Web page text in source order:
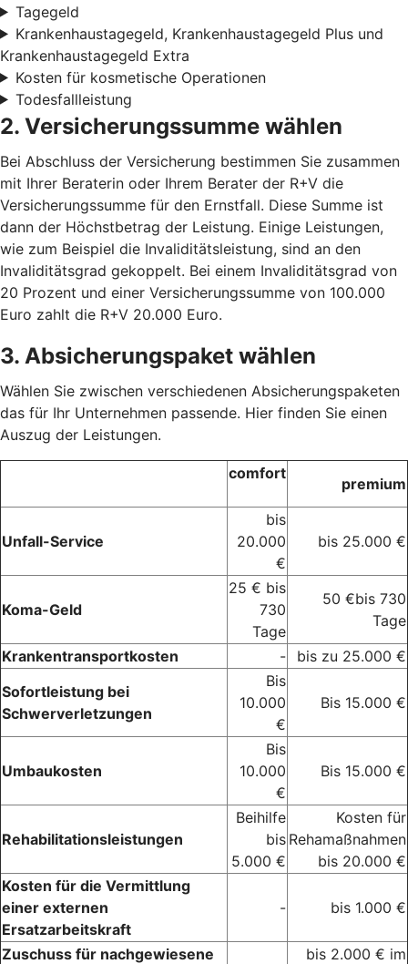
Tagegeld
Krankenhaustagegeld, Krankenhaustagegeld Plus und
Krankenhaustagegeld Extra
Kosten für kosmetische Operationen
Todesfallleistung
2. Versicherungssumme wählen
Bei Abschluss der Versicherung bestimmen Sie zusammen
mit Ihrer Beraterin oder Ihrem Berater der R+V die
Versicherungssumme für den Ernstfall. Diese Summe ist
dann der Höchstbetrag der Leistung. Einige Leistungen,
wie zum Beispiel die Invaliditätsleistung, sind an den
Invaliditätsgrad gekoppelt. Bei einem Invaliditätsgrad von
20 Prozent und einer Versicherungssumme von 100.000
Euro zahlt die R+V 20.000 Euro.
3. Absicherungspaket wählen
Wählen Sie zwischen verschiedenen Absicherungspaketen
das für Ihr Unternehmen passende. Hier finden Sie einen
Auszug der Leistungen.
comfort
premium
Unfall-Service
bis
20.000
€
bis 25.000 €
Koma-Geld
25 € bis
730
Tage
50 €bis 730
Tage
Krankentransportkosten
-
bis zu 25.000 €
Sofortleistung bei
Schwerverletzungen
Bis
10.000
€
Bis 15.000 €
Umbaukosten
Bis
10.000
€
Bis 15.000 €
Rehabilitationsleistungen
Beihilfe
bis
5.000 €
Kosten für
Rehamaßnahmen
bis 20.000 €
Kosten für die Vermittlung
einer externen
Ersatzarbeitskraft
- bis 1.000 €
Zuschuss für nachgewiesene
bis 2.000 € im